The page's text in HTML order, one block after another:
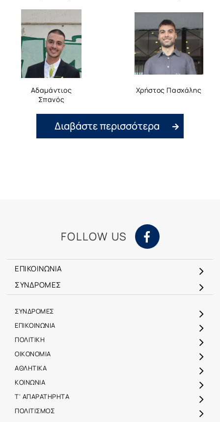
Αδαμάντιος
Σπανός
Χρήστος Πασχάλης
Διαβάστε περισσότερα
FOLLOW US
ΕΠΙΚΟΙΝΩΝΙΑ
ΣΥΝΔΡΟΜΕΣ
ΣΥΝΔΡΟΜΕΣ
ΕΠΙΚΟΙΝΩΝΙΑ
ΠΟΛΙΤΙΚΗ
ΟΙΚΟΝΟΜΙΑ
ΑΘΛΗΤΙΚΑ
ΚΟΙΝΩΝΙΑ
Τ' ΑΠΑΡΑΤΗΡΗΤΑ
ΠΟΛΙΤΙΣΜΟΣ